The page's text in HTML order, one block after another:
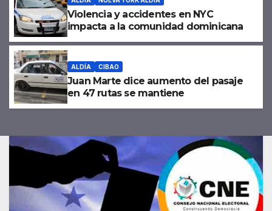
Violencia y accidentes en NYC
impacta a la comunidad dominicana
ALDÍA CIBAO
Juan Marte dice aumento del pasaje
en 47 rutas se mantiene